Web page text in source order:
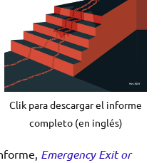
Clik para descargar el informe
completo (en inglés)
Emergency Exit or